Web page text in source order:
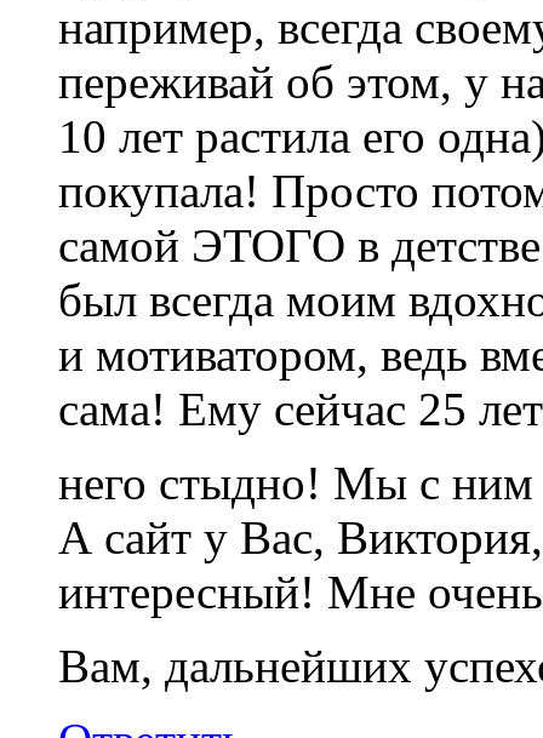
например, всегда
переживай об этом, у
10 лет растила его
покупала! Просто
самой ЭТОГО в
был всегда моим
и мотиватором, ведь
сама! Ему сейчас 25
него стыдно! Мы с
А сайт у Вас,
интересный! Мне
Вам, дальнейших